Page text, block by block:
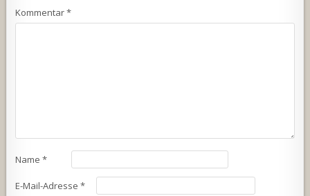
Kommentar*
Name*
E-Mail-Adresse*